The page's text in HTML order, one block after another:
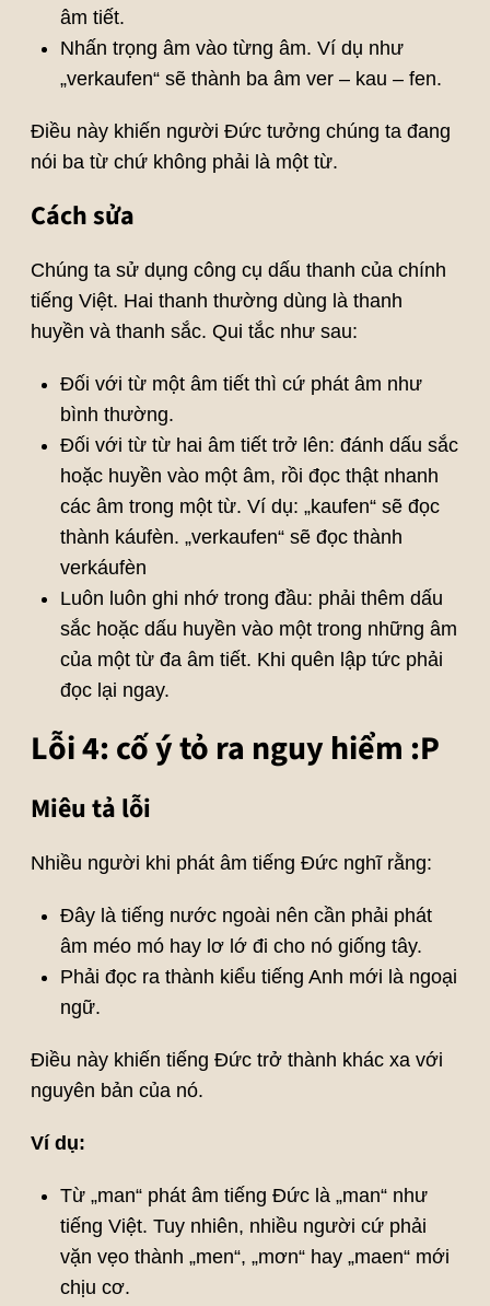
âm tiết.
Nhấn trọng âm vào từng âm. Ví dụ như
„verkaufen“ sẽ thành ba âm ver – kau – fen.
Điều này khiến người Đức tưởng chúng ta đang
nói ba từ chứ không phải là một từ.
Cách sửa
Chúng ta sử dụng công cụ dấu thanh của chính
tiếng Việt. Hai thanh thường dùng là thanh
huyền và thanh sắc. Qui tắc như sau:
Đối với từ một âm tiết thì cứ phát âm như
bình thường.
Đối với từ từ hai âm tiết trở lên: đánh dấu sắc
hoặc huyền vào một âm, rồi đọc thật nhanh
các âm trong một từ. Ví dụ: „kaufen“ sẽ đọc
thành káufèn. „verkaufen“ sẽ đọc thành
verkáufèn
Luôn luôn ghi nhớ trong đầu: phải thêm dấu
sắc hoặc dấu huyền vào một trong những âm
của một từ đa âm tiết. Khi quên lập tức phải
đọc lại ngay.
Lỗi 4: cố ý tỏ ra nguy hiểm :P
Miêu tả lỗi
Nhiều người khi phát âm tiếng Đức nghĩ rằng:
Đây là tiếng nước ngoài nên cần phải phát
âm méo mó hay lơ lớ đi cho nó giống tây.
Phải đọc ra thành kiểu tiếng Anh mới là ngoại
ngữ.
Điều này khiến tiếng Đức trở thành khác xa với
nguyên bản của nó.
Ví dụ:
Từ „man“ phát âm tiếng Đức là „man“ như
tiếng Việt. Tuy nhiên, nhiều người cứ phải
vặn vẹo thành „men“, „mơn“ hay „maen“ mới
chịu cơ.